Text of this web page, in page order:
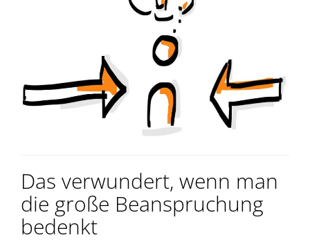
Das verwundert, wenn man
die große Beanspruchung
bedenkt